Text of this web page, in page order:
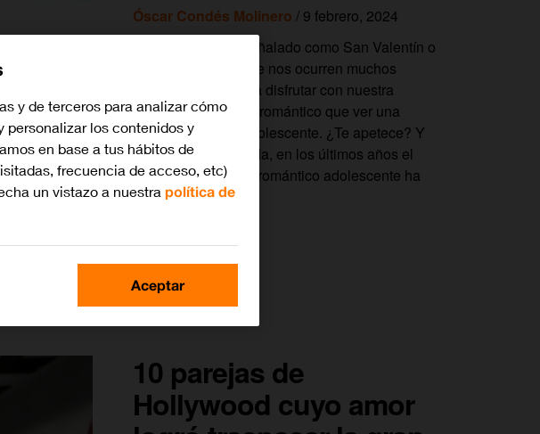
Óscar Condés Molinero / 9 febrero, 2024
Ya sea en un día señalado como San Valentín o
un aniversario, no se nos ocurren muchos
planes mejores para disfrutar con nuestra
pareja un buen rato romántico que ver una
película de amor adolescente. ¿Te apetece? Y
es que, no cabe duda, en los últimos años el
subgénero del cine romántico adolescente ha
tenido un…
10 parejas de
Hollywood cuyo amor
y de terceros para analizar cómo
personalizar los contenidos y
en base a tus hábitos de
frecuencia de acceso, etc)
un vistazo a nuestra política de
Aceptar